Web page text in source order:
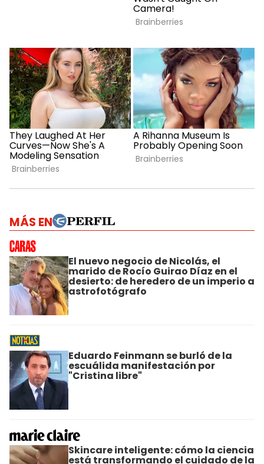
MÁS EN
El nuevo negocio de Nicolás, el
marido de Rocío Guirao Díaz en el
desierto: de heredero de un imperio a
astrofotógrafo
Eduardo Feinmann se burló de la
escuálida manifestación por
"Cristina libre"
Skincare inteligente: cómo la ciencia
está transformando el cuidado de la